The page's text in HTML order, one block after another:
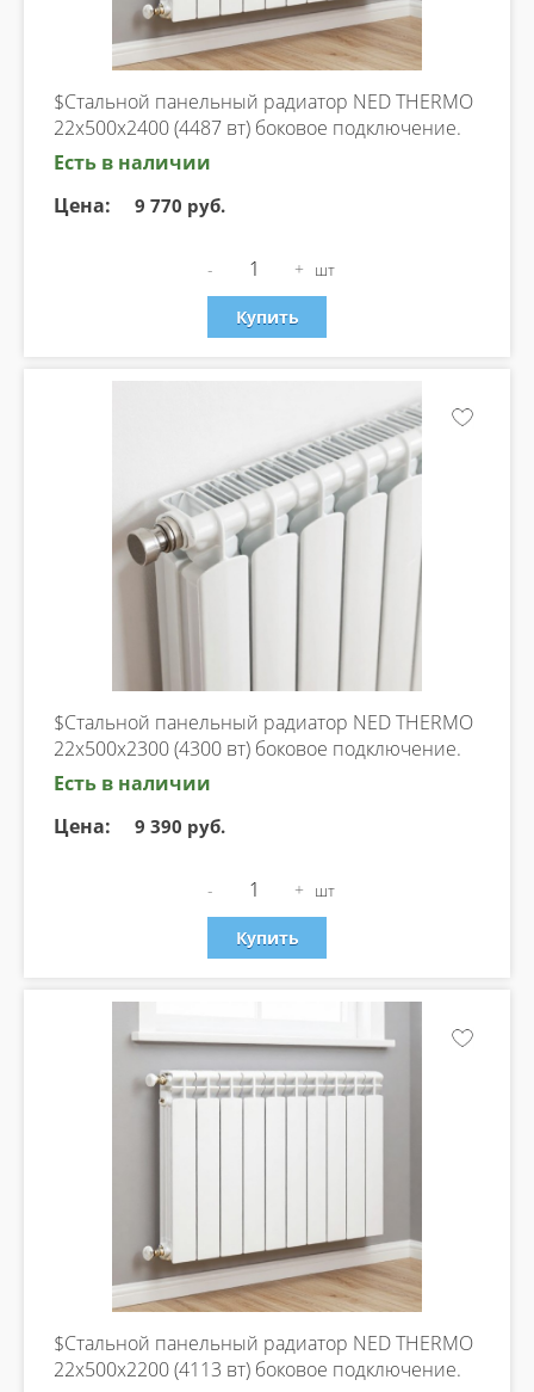
$Стальной панельный радиатор NED THERMO
22х500х2400 (4487 вт) боковое подключение.
Есть в наличии
Цена:
9 770 руб.
- + шт
Купить
$Стальной панельный радиатор NED THERMO
22х500х2300 (4300 вт) боковое подключение.
Есть в наличии
Цена:
9 390 руб.
- + шт
Купить
$Стальной панельный радиатор NED THERMO
22х500х2200 (4113 вт) боковое подключение.